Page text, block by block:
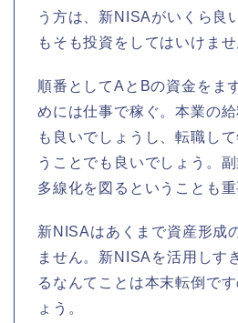
う方は、新NISAがいくら良
もそも投資をしてはいけませ
順番としてAとBの資金をま
めには仕事で稼ぐ。本業の
も良いでしょうし、転職し
うことでも良いでしょう。
多線化を図るということも重
新NISAはあくまで資産形成
ません。新NISAを活用しす
るなんてことは本末転倒で
ょう。